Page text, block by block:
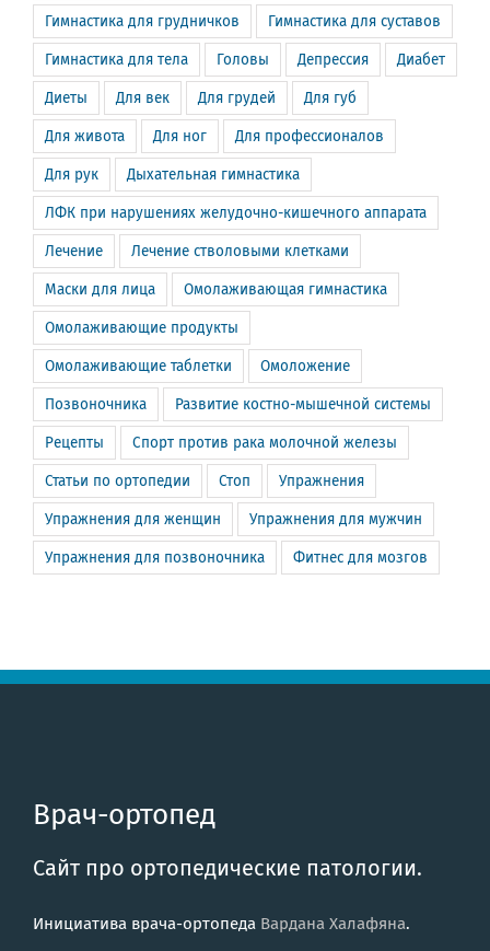
Гимнастика для грудничков Гимнастика для суставов
Гимнастика для тела Головы Депрессия Диабет
Диеты Для век Для грудей Для губ
Для живота Для ног Для профессионалов
Для рук Дыхательная гимнастика
ЛФК при нарушениях желудочно-кишечного аппарата
Лечение Лечение стволовыми клетками
Маски для лица Омолаживающая гимнастика
Омолаживающие продукты
Омолаживающие таблетки Омоложение
Позвоночника Развитие костно-мышечной системы
Рецепты Спорт против рака молочной железы
Статьи по ортопедии Стоп Упражнения
Упражнения для женщин Упражнения для мужчин
Упражнения для позвоночника Фитнес для мозгов
Врач-ортопед
Сайт про ортопедические патологии.
Инициатива врача-ортопеда Вардана Халафяна.